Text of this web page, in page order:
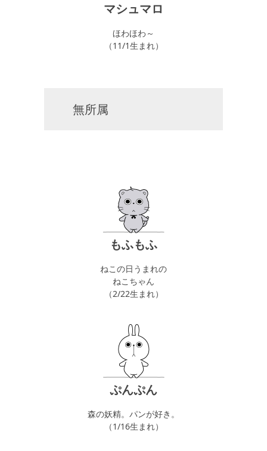
マシュマロ
ほわほわ～
（11/1生まれ）
無所属
もふもふ
ねこの日うまれの
ねこちゃん
（2/22生まれ）
ぷんぷん
森の妖精。パンが好き。
（1/16生まれ）